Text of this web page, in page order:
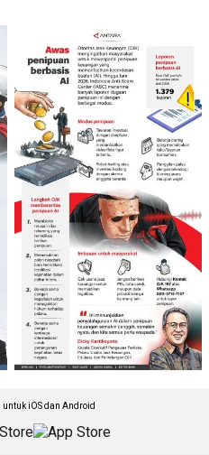
iOS dan Android